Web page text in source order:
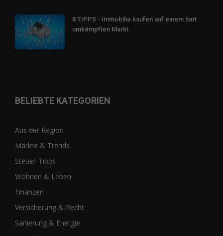
8 TIPPS - Immobilie kaufen auf einem hart
umkämpften Markt
BELIEBTE KATEGORIEN
Aus der Region
Märkte & Trends
Steuer-Tipps
Wohnen & Leben
Finanzen
Versicherung & Recht
Sanierung & Energie